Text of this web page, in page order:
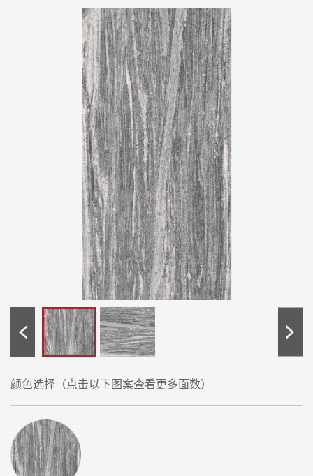
颜色选择（点击以下图案查看更多面数）